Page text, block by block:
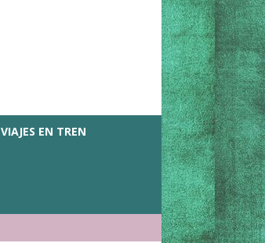
VIAJES EN TREN